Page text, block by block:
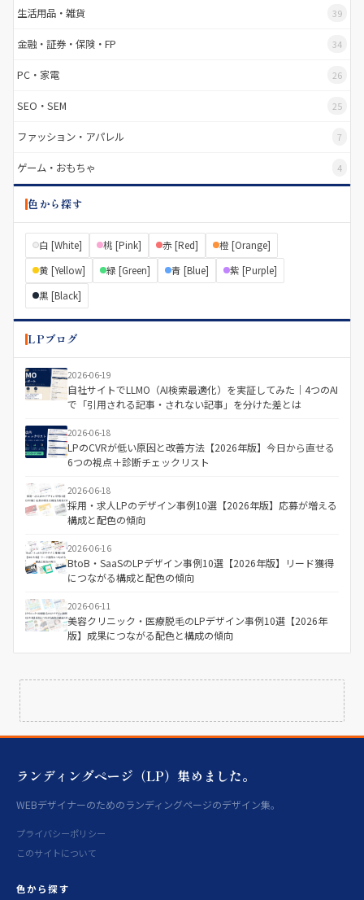
生活用品・雑貨 39
金融・証券・保険・FP 34
PC・家電 26
SEO・SEM 25
ファッション・アパレル 7
ゲーム・おもちゃ 4
色から探す
白 [White] 桃 [Pink] 赤 [Red]
橙 [Orange]
黄 [Yellow]
緑 [Green] 青 [Blue]
紫 [Purple]
黒 [Black]
LPブログ
2026-06-19
自社サイトでLLMO（AI検索最適化）を実証してみた｜4つのAI
で「引用される記事・されない記事」を分けた差とは
2026-06-18
LPのCVRが低い原因と改善方法【2026年版】今日から直せる
6つの視点＋診断チェックリスト
2026-06-18
採用・求人LPのデザイン事例10選【2026年版】応募が増える
構成と配色の傾向
2026-06-16
BtoB・SaaSのLPデザイン事例10選【2026年版】リード獲得
につながる構成と配色の傾向
2026-06-11
美容クリニック・医療脱毛のLPデザイン事例10選【2026年
版】成果につながる配色と構成の傾向
ランディングページ（LP）集めました。
WEBデザイナーのためのランディングページのデザイン集。
プライバシーポリシー
このサイトについて
色から探す